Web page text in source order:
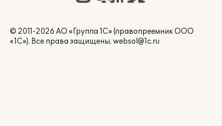
© 2011-2026 АО «Группа 1С» (правопреемник ООО
«1С»). Все права защищены. websol@1c.ru